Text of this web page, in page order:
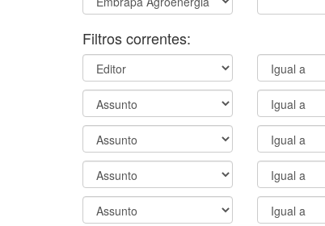
Filtros correntes: